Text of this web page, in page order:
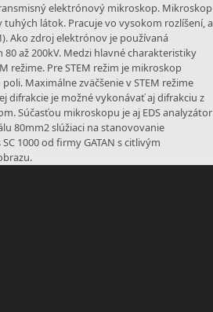
elektrónový mikroskop. Mikroskop
látok. Pracuje vo vysokom rozlíšení, a
Ako zdroj elektrónov je používaná
až 200kV. Medzi hlavné charakteristiky
režime. Pre STEM režim je mikroskop
Maximálne zväčšenie v STEM režime
difrakcie je možné vykonávať aj difrakciu z
Súčasťou mikroskopu je aj EDS analyzátor
80mm2 slúžiaci na stanovovanie
1000 od firmy GATAN s citlivým